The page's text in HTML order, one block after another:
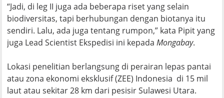
“Jadi, di leg II juga ada beberapa riset yang selain
biodiversitas, tapi berhubungan dengan biotanya itu
sendiri. Lalu, ada juga tentang rumpon,” kata Pipit yang
juga Lead Scientist Ekspedisi ini kepadaMongabay.
Lokasi penelitian berlangsung di perairan lepas pantai
atau zona ekonomi eksklusif (ZEE) Indonesia di 15 mil
laut atau sekitar 28 km dari pesisir Sulawesi Utara.